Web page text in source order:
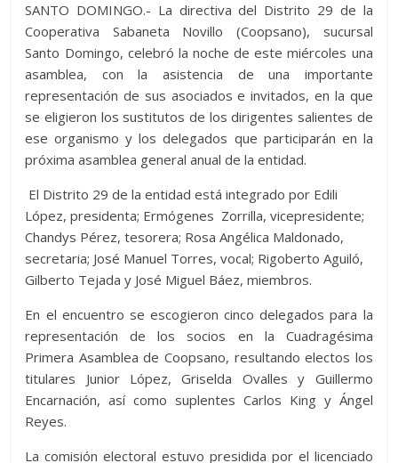
SANTO DOMINGO.- La directiva del Distrito 29 de la
Cooperativa Sabaneta Novillo (Coopsano), sucursal
Santo Domingo, celebró la noche de este miércoles una
asamblea, con la asistencia de una importante
representación de sus asociados e invitados, en la que
se eligieron los sustitutos de los dirigentes salientes de
ese organismo y los delegados que participarán en la
próxima asamblea general anual de la entidad.
El Distrito 29 de la entidad está integrado por Edili
López, presidenta; Ermógenes Zorrilla, vicepresidente;
Chandys Pérez, tesorera; Rosa Angélica Maldonado,
secretaria; José Manuel Torres, vocal; Rigoberto Aguiló,
Gilberto Tejada y José Miguel Báez, miembros.
En el encuentro se escogieron cinco delegados para la
representación de los socios en la Cuadragésima
Primera Asamblea de Coopsano, resultando electos los
titulares Junior López, Griselda Ovalles y Guillermo
Encarnación, así como suplentes Carlos King y Ángel
Reyes.
La comisión electoral estuvo presidida por el licenciado